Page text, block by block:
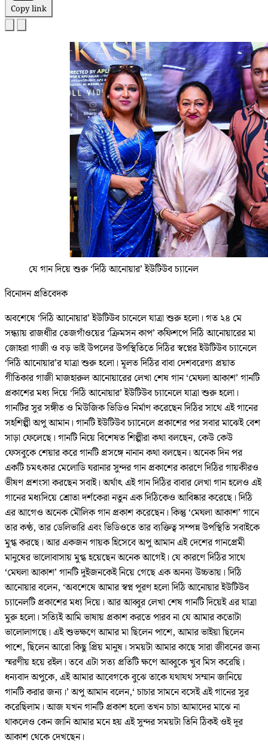
Copy link
যে গান দিয়ে শুরু ‘দিঠি আনোয়ার’ ইউটিউব চ্যানেল
বিনোদন প্রতিবেদক
অবশেষে ‘দিঠি আনোয়ার’ ইউটিউব চানেলে যাত্রা শুরু হলো। গত ২৪ মে
সন্ধ্যায় রাজধাীর তেজগাঁওয়ের ‘ক্রিমসন কাপ’ কফিশপে দিঠি আনোয়ারের মা
জোহরা গাজী ও বড় ভাই উপলের উপস্থিতিতে দিঠির স্বপ্নের ইউটিউব চ্যানেলে
‘দিঠি আনোয়ার’র যাত্রা শুরু হলো। মূলত দিঠির বাবা দেশবরেণ্য প্রয়াত
গীতিকার গাজী মাজহারুল আনোয়ারের লেখা শেষ গান ‘মেঘলা আকাশ’ গানটি
প্রকাশের মধ্য দিয়ে ‘দিঠি আনোয়ার’ ইউটিউব চ্যানেলে যাত্রা শুরু হলো।
গানটির সুর সঙ্গীত ও মিউজিক ভিডিও নির্মাণ করেছেন দিঠির সাথে এই গানের
সহশিল্পী অপু আমান। গানটি ইউটিউব চ্যানেলে প্রকাশের পর সবার মাঝেই বেশ
সাড়া ফেলেছে। গানটি নিয়ে বিশেষত শিল্পীরা কথা বলছেন, কেউ কেউ
ফেসবুকে শেয়ার করে গানটি প্রসঙ্গে নানান কথা বলছেন। অনেক দিন পর
একটি চমৎকার মেলোডি ঘরানার সুন্দর গান প্রকাশের কারণে দিঠির গায়কীরও
ভীষণ প্রশংসা করছেন সবাই। অর্থাৎ এই গান দিঠির বাবার লেখা গান হলেও এই
গানের মধ্যদিয়ে শ্রোতা দর্শকেরা নতুন এক দিঠিকেও আবিষ্কার করেছে। দিঠি
এর আগেও অনেক মৌলিক গান প্রকাশ করেছেন। কিন্তু ‘মেঘলা আকাশ’ গানে
তার কণ্ঠ, তার ডেলিভারি এবং ভিডিওতে তার ব্যক্তিত্ব সম্পন্ন উপস্থিতি সবাইকে
মুগ্ধ করছে। আর একজন গায়ক হিসেবে অপু আমান এই দেশের গানপ্রেমী
মানুষের ভালোবাসায় মুগ্ধ হয়েছেন অনেক আগেই। যে কারণে দিঠির সাথে
‘মেঘলা আকাশ’ গানটি দুইজনকেই নিয়ে গেছে এক অনন্য উচ্চতায়। দিঠি
আনোয়ার বলেন, ‘অবশেষে আমার স্বপ্ন পূরণ হলো দিঠি আনোয়ার ইউটিউব
চ্যানেলটি প্রকাশের মধ্য দিয়ে। আর আব্বুর লেখা শেষ গানটি দিয়েই এর যাত্রা
মুরু হলো। সত্যিই আমি ভাষায় প্রকাশ করতে পারব না যে আমার কতোটা
ভালোলাগছে। এই শুভক্ষণে আমার মা ছিলেন পাশে, আমার ভাইয়া ছিলেন
পাশে, ছিলেন আরো কিছু প্রিয় মানুষ। সময়টা আমার কাছে সারা জীবনের জন্য
স্মরণীয় হয়ে রইল। তবে এটা সত্য প্রতিটি ক্ষণে আব্বুকে খুব মিস করেছি।
ধন্যবাদ অপুকে, এই আমার আবেগকে বুঝে তাকে যথাযথ সম্মান জানিয়ে
গানটি করার জন্য।’ অপু আমান বলেন,‘ চাচার সামনে বসেই এই গানের সুর
করেছিলাম। আজ যখন গানটি প্রকাশ হলো তখন চাচা আমাদের মাঝে না
থাকলেও কেন জানি আমার মনে হয় এই সুন্দর সময়টা তিনি ঠিকই ওই দূর
আকাশ থেকে দেখছেন।